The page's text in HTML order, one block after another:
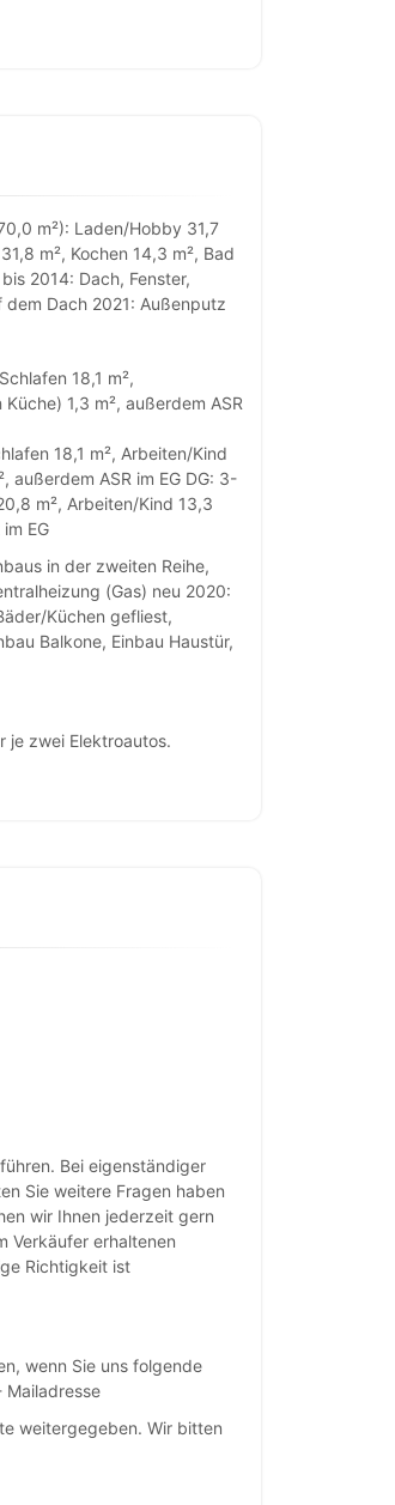
m²): Laden/Hobby 31,7
m², Kochen 14,3 m², Bad
2014: Dach, Fenster,
dem Dach 2021: Außenputz
18,1 m²,
1,3 m², außerdem ASR
18,1 m², Arbeiten/Kind
außerdem ASR im EG DG: 3-
m², Arbeiten/Kind 13,3
EG
in der zweiten Reihe,
(Gas) neu 2020:
Küchen gefliest,
Balkone, Einbau Haustür,
je zwei Elektroautos.
Bei eigenständiger
Sie weitere Fragen haben
wir Ihnen jederzeit gern
Verkäufer erhaltenen
Richtigkeit ist
wenn Sie uns folgende
Mailadresse
weitergegeben. Wir bitten